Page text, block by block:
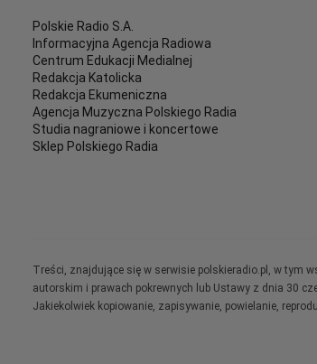
Polskie Radio S.A.
Informacyjna Agencja Radiowa
Centrum Edukacji Medialnej
Redakcja Katolicka
Redakcja Ekumeniczna
Agencja Muzyczna Polskiego Radia
Studia nagraniowe i koncertowe
Sklep Polskiego Radia
Treści, znajdujące się w serwisie polskieradio.pl, w tym
autorskim i prawach pokrewnych lub Ustawy z dnia 30
Jakiekolwiek kopiowanie, zapisywanie, powielanie,